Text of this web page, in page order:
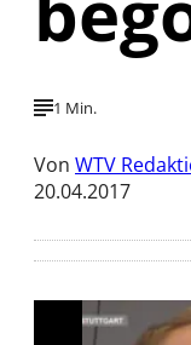
1 Min.
Von WTV
20.04.2017